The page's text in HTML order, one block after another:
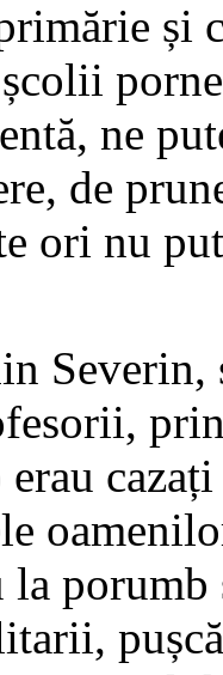
și
ne
de
ori nu
Severin,
la